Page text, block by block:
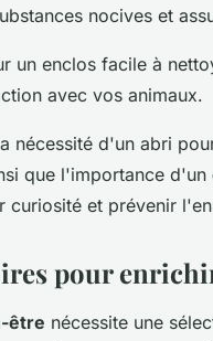
nocives et
un enclos facile à
avec vos animaux.
nécessité d'un abri
que l'importance d'un
curiosité et prévenir
pour
être nécessite une